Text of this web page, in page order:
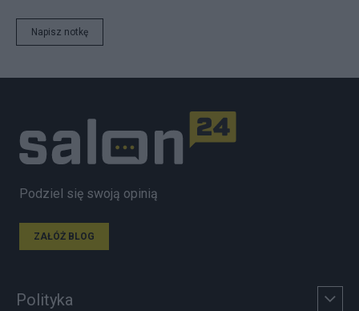
Napisz notkę
Podziel się swoją opinią
ZAŁÓŻ BLOG
Polityka